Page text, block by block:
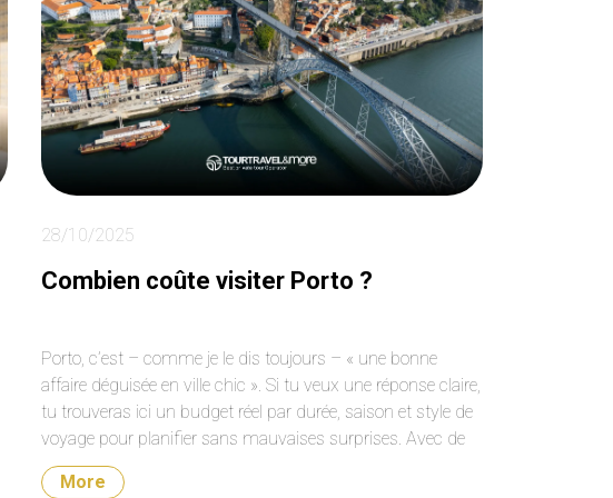
especialmente a Alex!
shopping and
Definitely
28/10/2025
Combien coûte visiter Porto ?
Porto, c’est – comme je le dis toujours – « une bonne
affaire déguisée en ville chic ». Si tu veux une réponse claire,
tu trouveras ici un budget réel par durée, saison et style de
voyage pour planifier sans mauvaises surprises. Avec de
bons choix, une escapade de 3 jours peut revenir à moins
[…] More